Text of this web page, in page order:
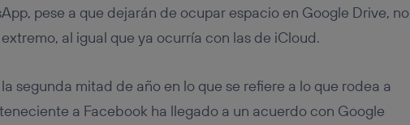
pese a que dejarán de ocupar espacio en Google Drive, no
al igual que ya ocurría con las de iCloud.
segunda mitad de año en lo que se refiere a lo que rodea a
a Facebook ha llegado a un acuerdo con Google
el uso de la tecnología recibirá el mismo identificador.
de banda ancha(p. ej., Wi-Fi), el marketing o análisis se
del usuario del móvil.